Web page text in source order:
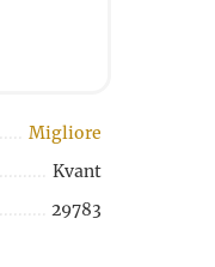
Migliore
Kvant
29783